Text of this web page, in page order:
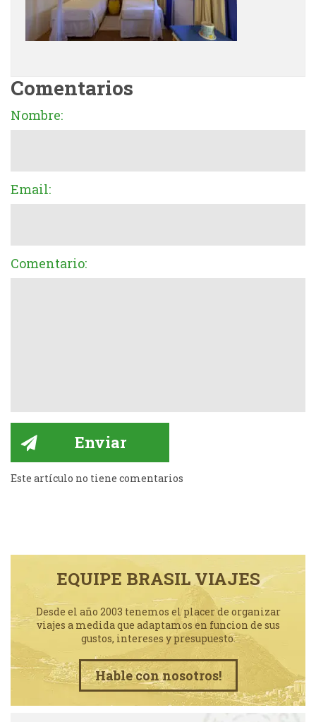
Comentarios
Nombre:
Email:
Comentario:
Este artículo no tiene comentarios
EQUIPE BRASIL VIAJES
Desde el año 2003 tenemos el placer de organizar
viajes a medida que adaptamos en funcion de sus
gustos, intereses y presupuesto.
Hable con nosotros!